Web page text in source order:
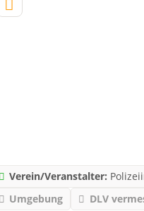
Verein/Veranstalter:
Umgebung
DLV